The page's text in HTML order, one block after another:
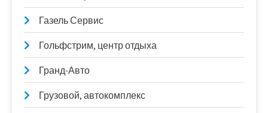
Газель Сервис
Гольфстрим, центр отдыха
Гранд-Авто
Грузовой, автокомплекс